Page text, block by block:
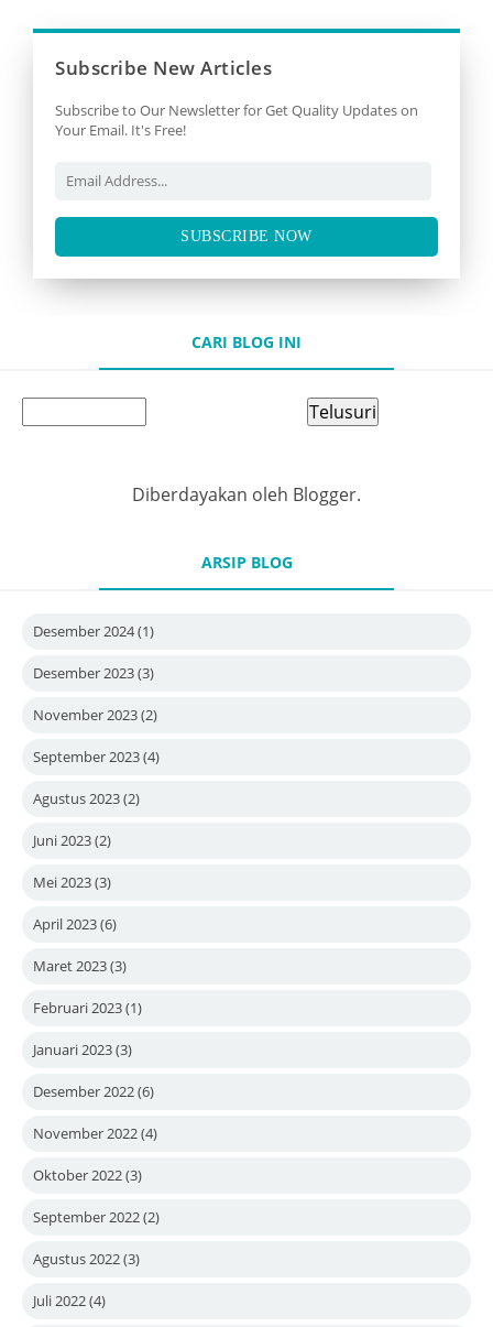
Subscribe New Articles
Subscribe to Our Newsletter for Get Quality Updates on
Your Email. It's Free!
SUBSCRIBE NOW
CARI BLOG INI
Diberdayakan oleh Blogger.
ARSIP BLOG
Desember 2024(1)
Desember 2023(3)
November 2023(2)
September 2023(4)
Agustus 2023(2)
Juni 2023(2)
Mei 2023(3)
April 2023(6)
Maret 2023(3)
Februari 2023(1)
Januari 2023(3)
Desember 2022(6)
November 2022(4)
Oktober 2022(3)
September 2022(2)
Agustus 2022(3)
Juli 2022(4)